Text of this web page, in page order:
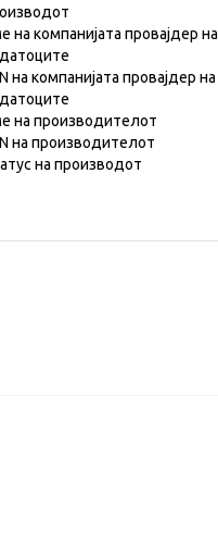
на компанијата провајдер на
на компанијата провајдер на
на производителот
на производителот
на производот